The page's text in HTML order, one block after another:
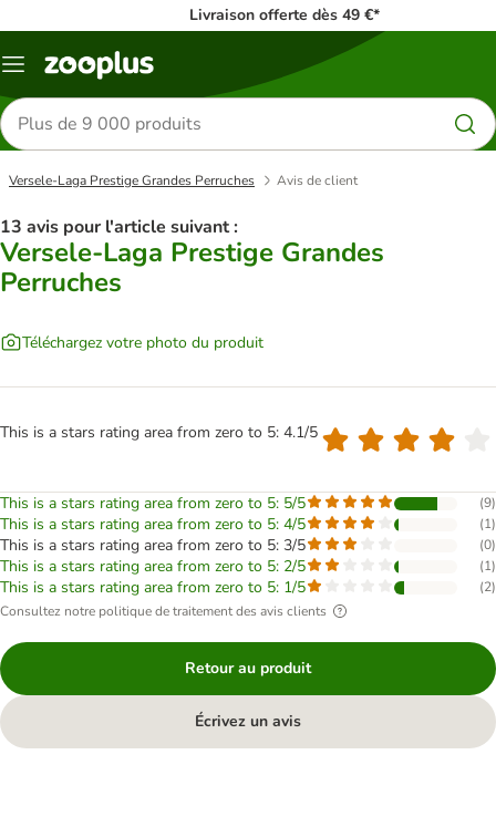
Livraison offerte dès 49 €*
Menu
Rechercher
des
produits
Versele-Laga Prestige Grandes Perruches Avis de client
13 avis pour l'article suivant :
Versele-Laga Prestige Grandes
Perruches
Téléchargez votre photo du produit
This is a stars rating area from zero to 5: 4.1/5
This is a stars rating area from zero to 5: 5/5 (9)
This is a stars rating area from zero to 5: 4/5 (1)
This is a stars rating area from zero to 5: 3/5 (0)
This is a stars rating area from zero to 5: 2/5 (1)
This is a stars rating area from zero to 5: 1/5 (2)
Consultez notre politique de traitement des avis clients
Retour au produit
Écrivez un avis